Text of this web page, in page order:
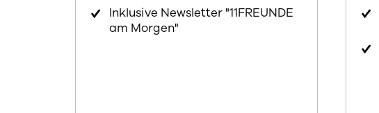
Inklusive Newsletter "11FREUNDE
am Morgen"